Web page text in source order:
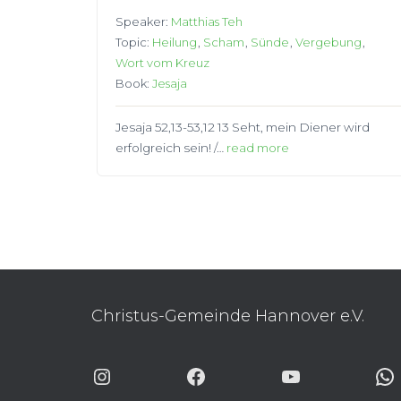
Speaker: Matthias Teh
Topic: Heilung, Scham, Sünde,Vergebung,
Wort vom Kreuz
Book:Jesaja
Jesaja 52,13-53,12 13 Seht, mein Diener wird
erfolgreich sein! /… read more
Christus-Gemeinde Hannover e.V.